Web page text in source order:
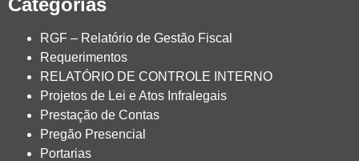
Categorias
RGF – Relatório de Gestão Fiscal
Requerimentos
RELATÓRIO DE CONTROLE INTERNO
Projetos de Lei e Atos Infralegais
Prestação de Contas
Pregão Presencial
Portarias